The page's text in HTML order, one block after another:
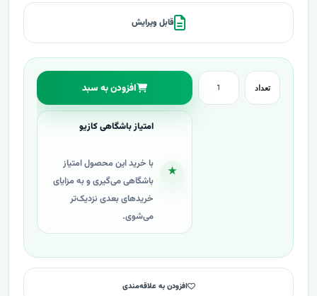
قابل ویرایش
تعداد افزودن به سبد
★
امتیاز باشگاهی کازیو
با خرید این محصول امتیاز
باشگاهی می‌گیری و به مزایای
خریدهای بعدی نزدیک‌تر
می‌شوی.
افزودن به علاقه‌مندی